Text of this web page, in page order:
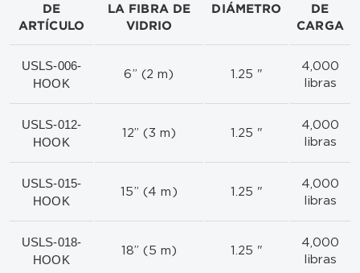
DE
ARTÍCULO
LA FIBRA DE
VIDRIO
DIÁMETRO
DE
CARGA
USLS-006-
HOOK
6” (2 m) 1.25 "
4,000
libras
USLS-012-
HOOK
12” (3 m) 1.25 "
4,000
libras
USLS-015-
HOOK
15” (4 m) 1.25 "
4,000
libras
USLS-018-
HOOK
18” (5 m) 1.25 "
4,000
libras